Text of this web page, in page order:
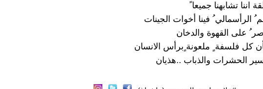
اننا تشابهنا جميعا
الرأسمالي ُ فينا أخوات الجينات
على القهوة والدخان
كل فلسفة ٍ ملعونة ٍبرأس الانسان
الحشرات والذباب ..هذيان